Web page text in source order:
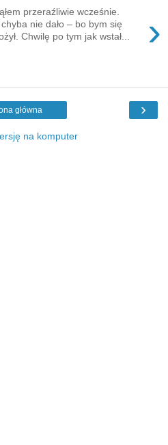
›
przeraźliwie wcześnie.
nie dało – bo bym się
Chwilę po tym jak wstał...
›
główna
na komputer